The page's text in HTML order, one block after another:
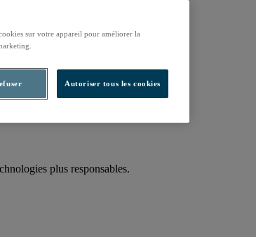
plus responsables.
sur votre appareil pour améliorer la
Autoriser tous les cookies